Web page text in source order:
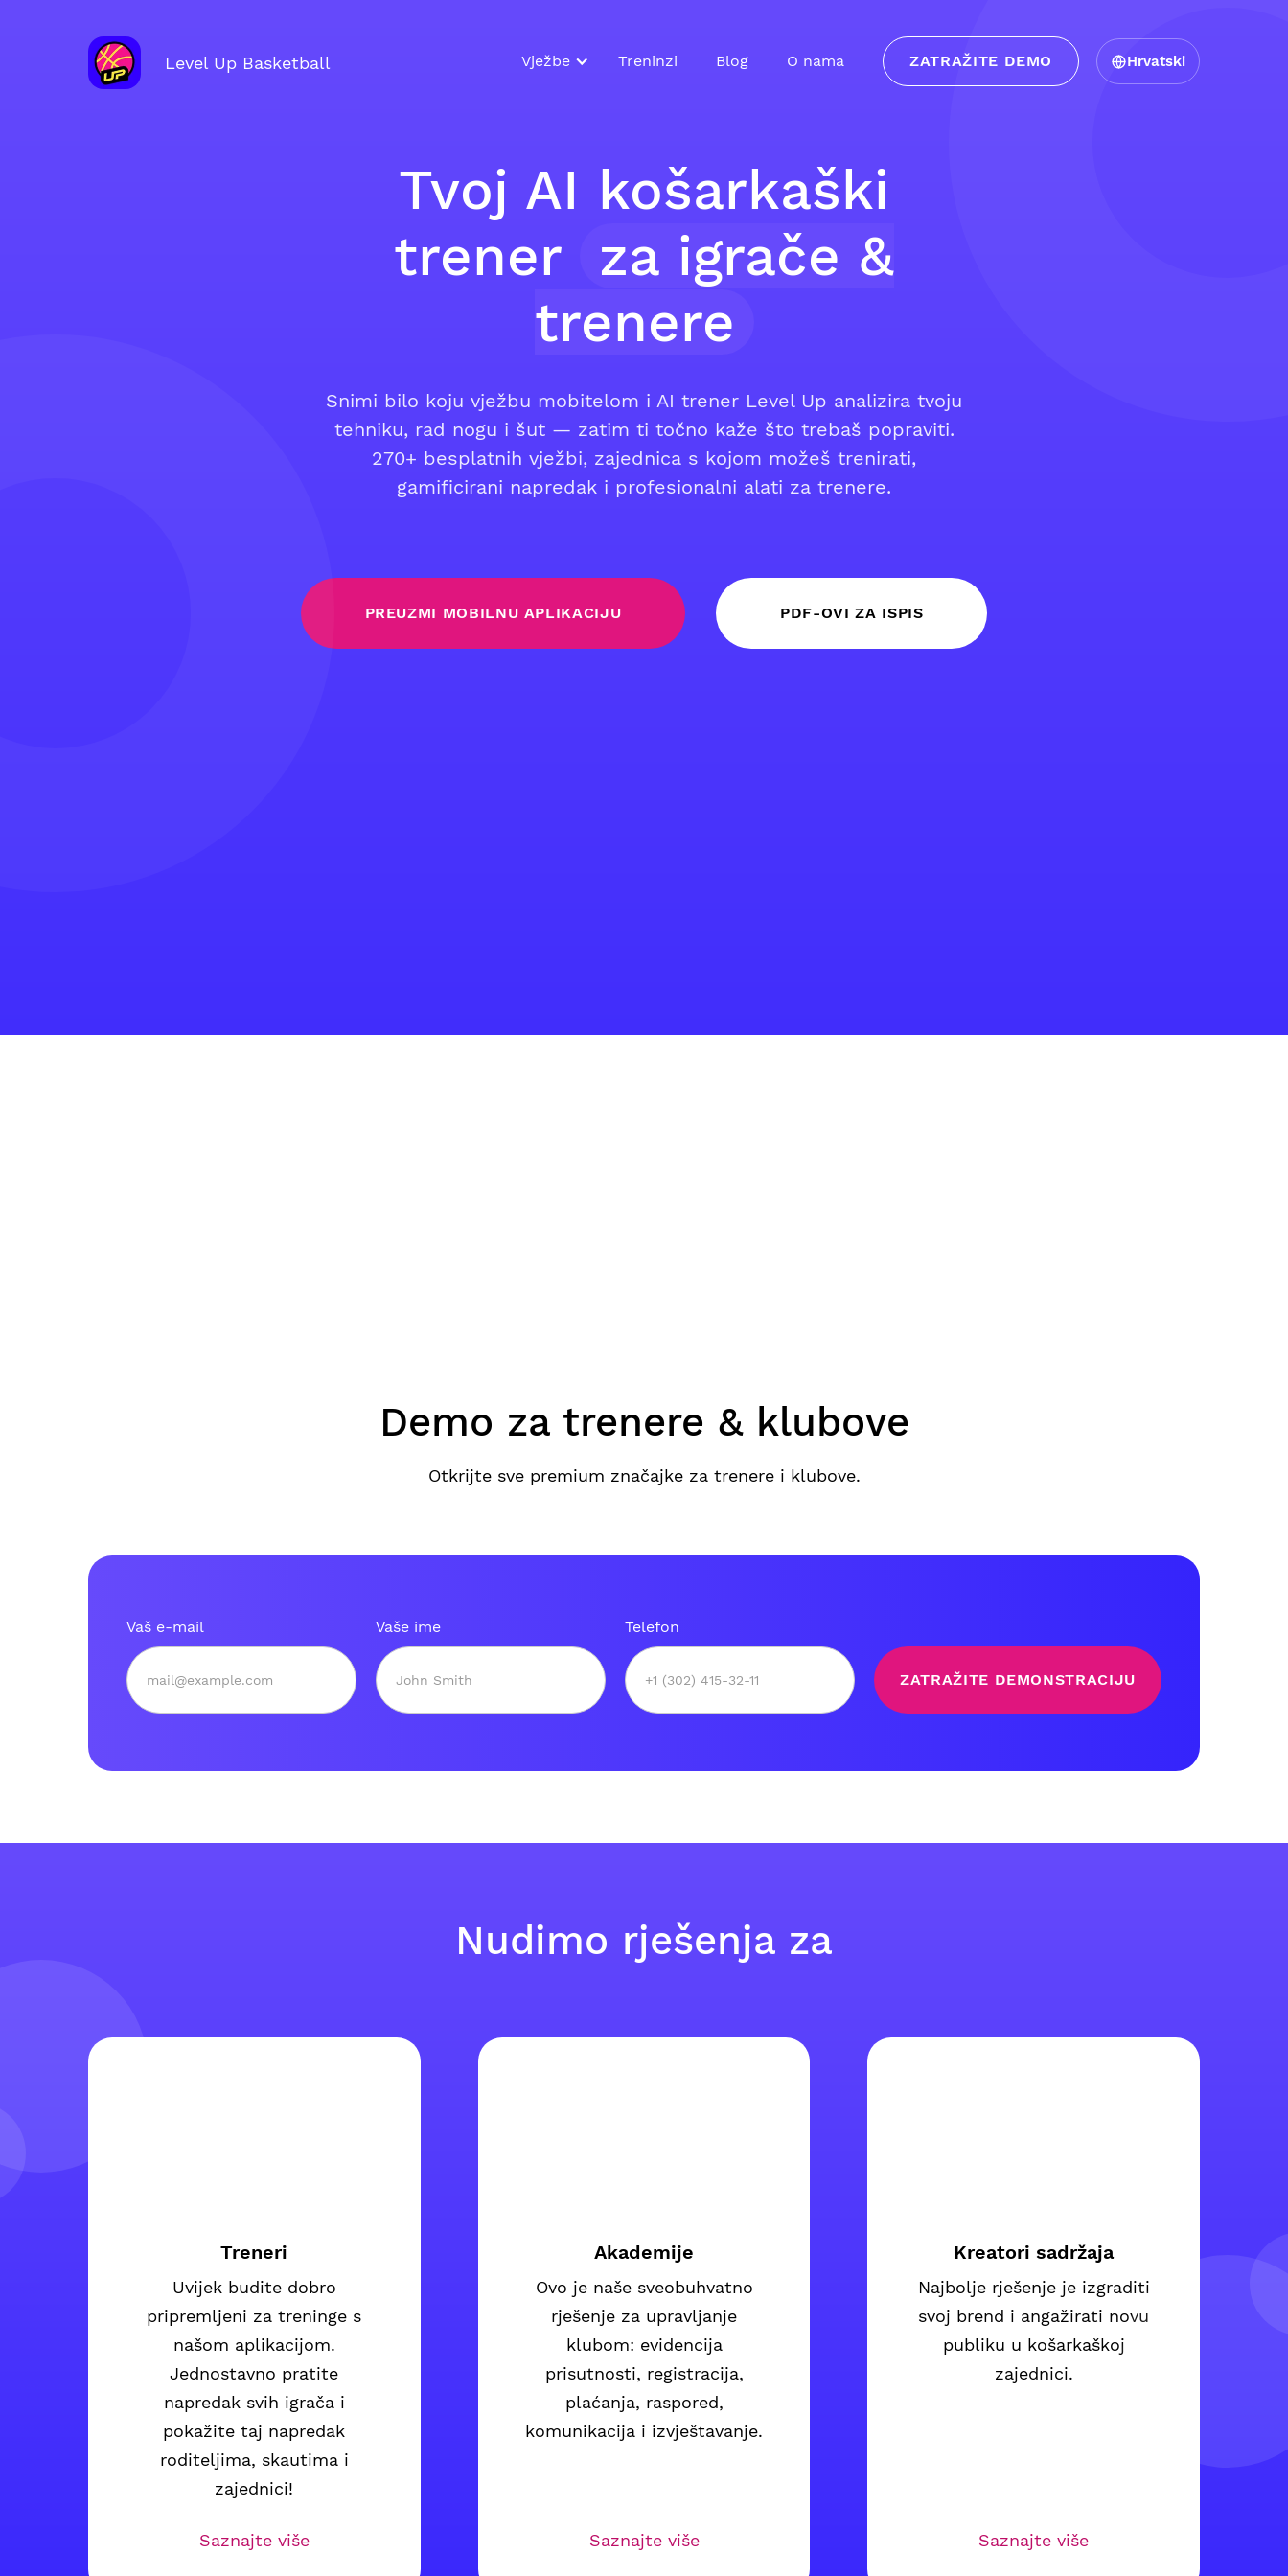
Level Up Basketball Vježbe Treninzi Blog O nama ZATRAŽITE DEMO Hrvatski
Tvoj AI košarkaški
trener
za igrače &
trenere
Snimi bilo koju vježbu mobitelom i AI trener Level Up analizira tvoju
tehniku, rad nogu i šut — zatim ti točno kaže što trebaš popraviti.
270+ besplatnih vježbi, zajednica s kojom možeš trenirati,
gamificirani napredak i profesionalni alati za trenere.
PREUZMI MOBILNU APLIKACIJU PDF-OVI ZA ISPIS
Demo za trenere & klubove
Otkrijte sve premium značajke za trenere i klubove.
Vaš e-mail Vaše ime Telefon
Nudimo rješenja za
Treneri
Uvijek budite dobro
pripremljeni za treninge s
našom aplikacijom.
Jednostavno pratite
napredak svih igrača i
pokažite taj napredak
roditeljima, skautima i
zajednici!
Saznajte više
Akademije
Ovo je naše sveobuhvatno
rješenje za upravljanje
klubom: evidencija
prisutnosti, registracija,
plaćanja, raspored,
komunikacija i izvještavanje.
Saznajte više
Kreatori sadržaja
Najbolje rješenje je izgraditi
svoj brend i angažirati novu
publiku u košarkaškoj
zajednici.
Saznajte više